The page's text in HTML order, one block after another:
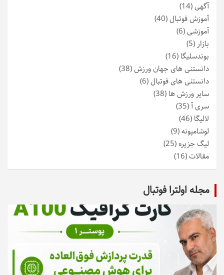
آگهی(14)
آموزش فوتبال(40)
آموزشی(6)
بازار (5)
بوندسلیگا (16)
دانستنی های جهان ورزش(38)
دانستنی های فوتبال(6)
سایر ورزش ها (38)
سری آ(35)
لالیگا (46)
لوشامپونه(9)
لیگ جزیره(25)
مقالات(16)
مجله اولترا فوتبال